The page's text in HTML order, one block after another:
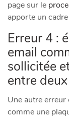
page sur le
apporte un
Erreur 4 :
email
sollicitée
entre
Une autre
comme une